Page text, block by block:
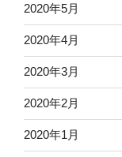
2020年5月
2020年4月
2020年3月
2020年2月
2020年1月